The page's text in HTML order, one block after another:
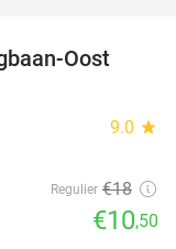
42%
Oost
9.0 star
Regulier €18
€10,50